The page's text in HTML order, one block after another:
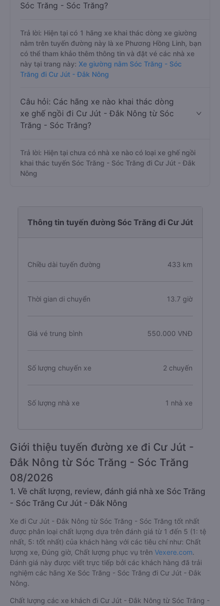
Sóc Trăng - Sóc Trăng?
Trả lời: Hiện tại có 1 hãng xe khai thác dòng xe giường
nằm trên tuyến đường này là xe Phương Hồng Linh, bạn
có thể tham khảo thêm thông tin và đặt vé các nhà xe
này tại trang này: Xe giường nằm Sóc Trăng - Sóc
Trăng đi Cư Jút - Đắk Nông
Câu hỏi: Các hãng xe nào khai thác dòng
xe ghế ngồi đi Cư Jút - Đắk Nông từ Sóc
Trăng - Sóc Trăng?
Trả lời: Hiện tại chưa có nhà xe nào có loại xe ghế ngồi
khai thác tuyến Sóc Trăng - Sóc Trăng đi Cư Jút - Đắk
Nông
Thông tin tuyến đường Sóc Trăng đi Cư Jút
Chiều dài tuyến đường 433 km
Thời gian di chuyển 13.7 giờ
Giá vé trung bình 550.000 VNĐ
Số lượng chuyến xe 2 chuyến
Số lượng nhà xe 1 nhà xe
Giới thiệu tuyến đường xe đi Cư Jút -
Đắk Nông từ Sóc Trăng - Sóc Trăng
08/2026
1. Về chất lượng, review, đánh giá nhà xe Sóc Trăng
- Sóc Trăng Cư Jút - Đắk Nông
Xe đi Cư Jút - Đắk Nông từ Sóc Trăng - Sóc Trăng tốt nhất
được phân loại chất lượng dựa trên đánh giá từ 1 đến 5 (1: tệ
nhất, 5: tốt nhất) của khách hàng với các tiêu chí như: Chất
lượng xe, Đúng giờ, Chất lượng phục vụ trên Vexere.com.
Đánh giá này được viết trực tiếp bởi các khách hàng đã trải
nghiệm các hãng Xe Sóc Trăng - Sóc Trăng đi Cư Jút - Đắk
Nông.
Chất lượng các xe khách đi Cư Jút - Đắk Nông từ Sóc Trăng -